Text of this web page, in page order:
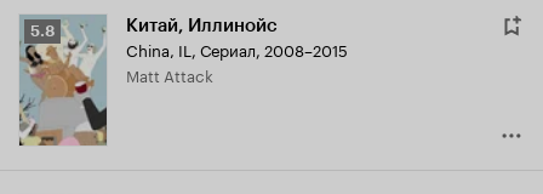
Рейтинг
Кинопоиска
5.8
5.8 Китай, Иллинойс
China, IL , Сериал, 2008–2015
Matt Attack